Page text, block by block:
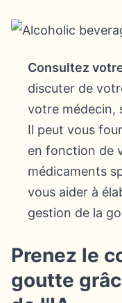
Consultez
discuter de
votre médecin,
Il peut vous
en fonction de
médicaments
vous aider à
gestion de la
Prenez le
goutte